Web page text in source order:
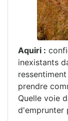
Aquiri :
inexistants
prendre
Quelle voie
d'emprunter